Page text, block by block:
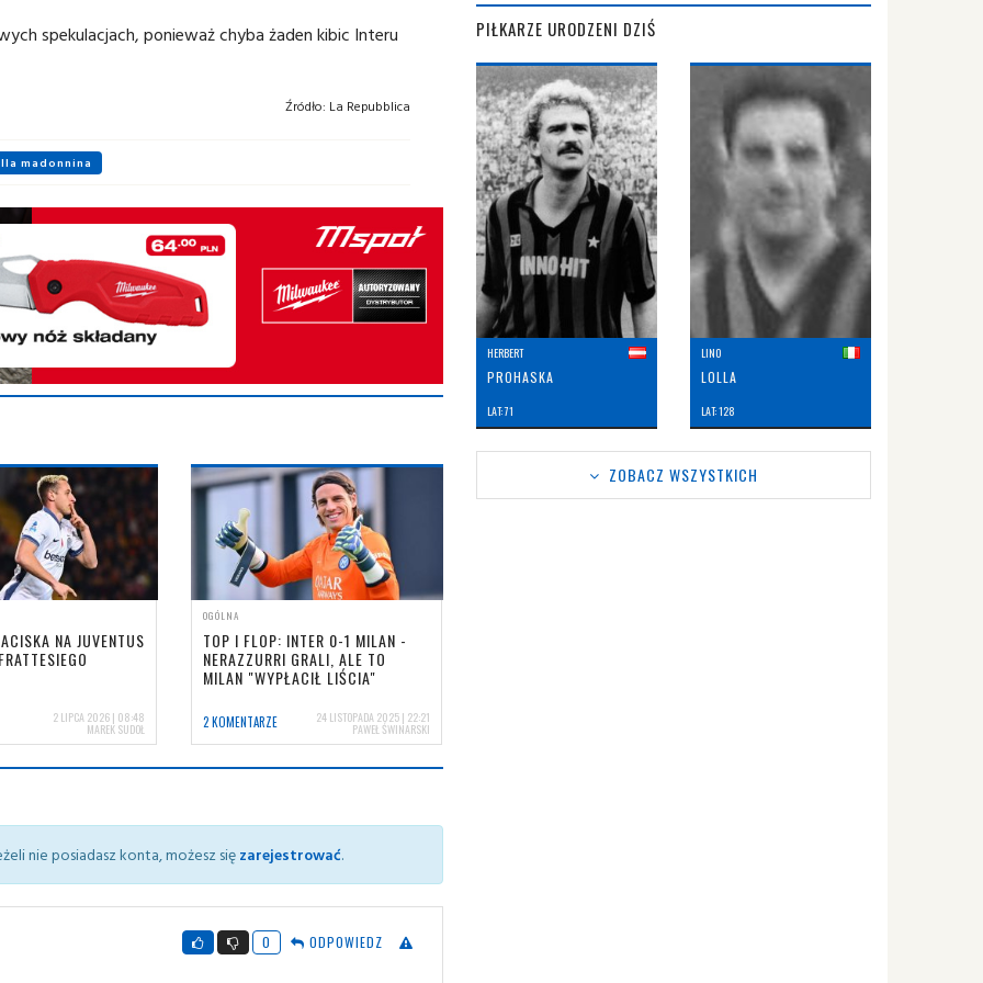
spekulacjach, ponieważ chyba żaden kibic Interu
Źródło: La Repubblica
madonnina
NA JUVENTUS
2 LIPCA 2026 | 08:48
MAREK SUDOŁ
OGÓLNA
TOP I FLOP: INTER 0-1 MILAN -
NERAZZURRI GRALI, ALE TO
MILAN "WYPŁACIŁ LIŚCIA"
2 KOMENTARZE 24 LISTOPADA 2025 | 22:21
PAWEŁ ŚWINARSKI
nie posiadasz konta, możesz sięzarejestrować.
0 ODPOWIEDZ
PIŁKARZE URODZENI DZIŚ
HERBERT
PROHASKA
LAT: 71
LINO
LOLLA
LAT: 128
ZOBACZ WSZYSTKICH